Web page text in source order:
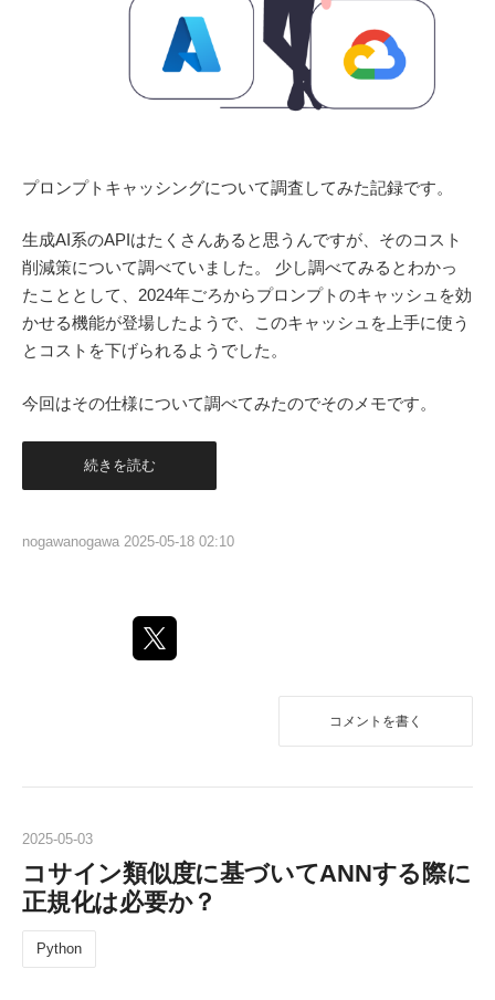
プロンプトキャッシングについて調査してみた記録です。
生成AI系のAPIはたくさんあると思うんですが、そのコスト
削減策について調べていました。 少し調べてみるとわかっ
たこととして、2024年ごろからプロンプトのキャッシュを効
かせる機能が登場したようで、このキャッシュを上手に使う
とコストを下げられるようでした。
今回はその仕様について調べてみたのでそのメモです。
続きを読む
nogawanogawa 2025-05-18 02:10
コメントを書く
2025-05-03
コサイン類似度に基づいてANNする際に
正規化は必要か？
Python